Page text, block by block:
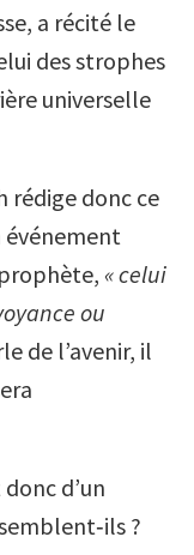
a récité le
des strophes
universelle
rédige donc ce
événement
« celui
ou
de l’avenir, il
donc d’un
?